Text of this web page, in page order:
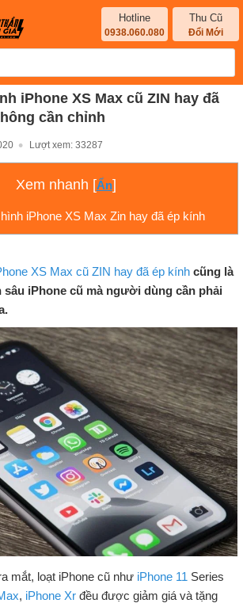
Hotline
0938.060.080
Thu Cũ
Đổi Mới
iPhone XS Max cũ ZIN hay đã
cần chỉnh
Lượt xem: 33287
Xem nhanh [Ẩn]
iPhone XS Max Zin hay đã ép kính
XS Max cũ ZIN hay đã ép kínhcũng là
iPhone cũ mà người dùng cần phải
mắt, loạt iPhone cũ như iPhone 11 Series
, iPhone Xrđều được giảm giá và tặng